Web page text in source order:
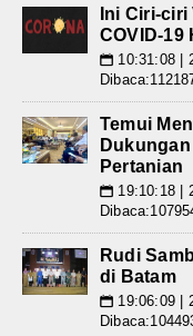
Ini Ciri-
COVID-19
📅 10:31:08 |
Temui
Pertanian
📅 19:10:18 |
Rudi
di Batam
📅 19:06:09 |